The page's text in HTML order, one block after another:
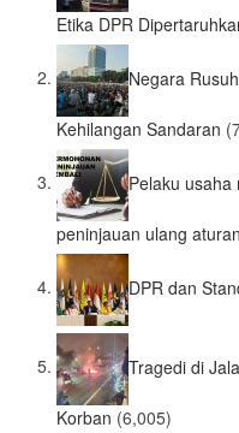
Etika DPR
Negara
Kehilangan Sandaran
Pelaku
peninjauan ulang
DPR dan
Tragedi di
Korban (6,005)